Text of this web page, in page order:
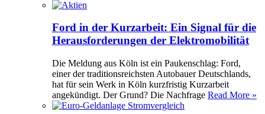
Ford in der Kurzarbeit: Ein Signal für die
Herausforderungen der Elektromobilität
Die Meldung aus Köln ist ein Paukenschlag: Ford,
einer der traditionsreichsten Autobauer Deutschlands,
hat für sein Werk in Köln kurzfristig Kurzarbeit
angekündigt. Der Grund? Die Nachfrage Read More »